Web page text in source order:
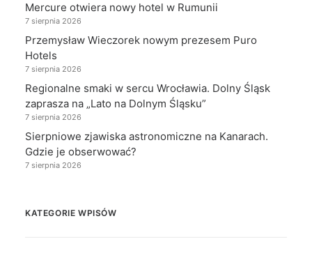
Mercure otwiera nowy hotel w Rumunii
7 sierpnia 2026
Przemysław Wieczorek nowym prezesem Puro
Hotels
7 sierpnia 2026
Regionalne smaki w sercu Wrocławia. Dolny Śląsk
zaprasza na „Lato na Dolnym Śląsku”
7 sierpnia 2026
Sierpniowe zjawiska astronomiczne na Kanarach.
Gdzie je obserwować?
7 sierpnia 2026
KATEGORIE WPISÓW